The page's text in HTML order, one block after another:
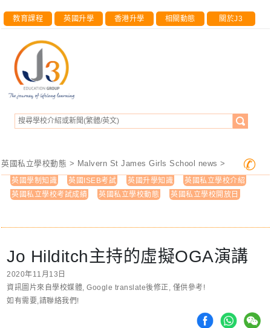
教育課程 英國升學 香港升學 相關動態 關於J3
英國私立學校動態 > Malvern St James Girls School news > ✆
英國學制知識 英國ISEB考試 英國升學知識
英國私立學校介紹
英國私立學校考試成績
英國私立學校動態 英國私立學校開放日
Jo Hilditch主持的虛擬OGA演講
2020年11月13日
資訊圖片來自學校媒體, Google translate後修正, 僅供參考!
如有需要,請聯絡我們!